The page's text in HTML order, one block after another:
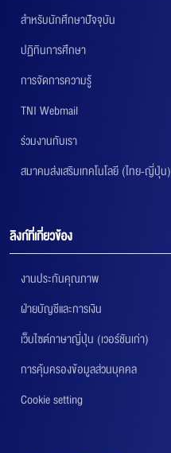
สำหรับนักศึกษาปัจจุบัน
ปฏิทินการศึกษา
การจัดการความรู้
TNI Webmail
ร่วมงานกับเรา
สมาคมส่งเสริมเทคโนโลยี (ไทย-ญี่ปุ่น)
ลิงก์ที่เกี่ยวข้อง
งานประกันคุณภาพ
ฝ่ายบัญชีและการเงิน
เว็บไซต์ภาษาญี่ปุ่น (เวอร์ชันเก่า)
การคุ้มครองข้อมูลส่วนบุคคล
Cookie setting